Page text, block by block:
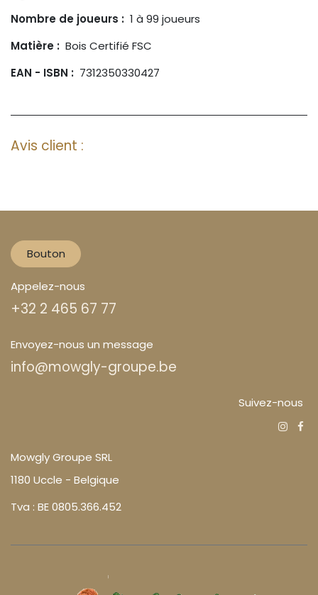
Nombre de joueurs : 1 à 99 joueurs
Matière : Bois Certifié FSC
EAN - ISBN : 7312350330427
Avis client :
Bouton
Appelez-nous
+32 2 465 67 77
Envoyez-nous un message
info@mowgly-groupe.be
Suivez-nous
Mowgly Groupe SRL
1180 Uccle - Belgique
Tva : BE 0805.366.452